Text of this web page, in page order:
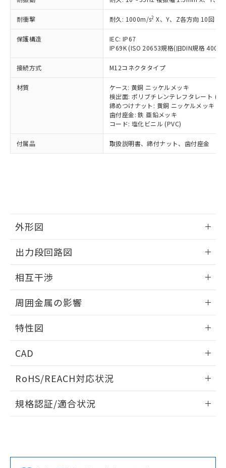
耐衝撃 耐久: 1000m/s2 X、Y、Z各方向 10回
保護構造
IEC: IP67
IP69K (ISO 20653規格(旧DIN規格
接続方式 M12コネクタタイプ
材質
ケース: 黄銅 ニッケルメッキ
検出面: ポリブチレンテレフタレート
締めつけナット: 黄銅 ニッケルメッキ
歯付座金: 鉄 亜鉛メッキ
コード: 塩化ビニル (PVC)
付属品 取扱説明書、締付ナット、歯付座金
外形図
外形図
出力段回路図
出力段回路図
相互干渉
相互干渉
A: 60mm以上、B: 35mm以上
周囲金属の影響
周囲金属の影響
特性図
検出物体の大きさと材質による影響
CAD
ドすることができます。
ログイン/会員登録
ダウンロードデータをご利用いただく前に、以下を必ずお読
RoHS/REACH対応状況
EU RoHS 注意事項・凡例
規格認証/適合状況
覧された時点での実際の在庫および標
準価格とは異なる場合があることをご
了承ください。
正式な納期状況および標準価格はお客
様のお取引先、またはお客様担当のオ
ムロン制御機器販売店・当社販売員に
ご相談ください。
オムロン制御機器販売店や当社販売拠
販売ネットワーク
」をご確認
在庫状況および標準価格結果を当社の
事前の承諾なく第三者に漏洩または開
示しないようお願いします。
マイパーツ機能（部品リスト作成サー
ビス）をご利用いただくには、I-Web
をご了承ください。
※当社の共同利用者とは、
六価クロム(Cr(Ⅵ)) 1000ppm以下、ポリ臭化ビフェニル
類(PBB) 1000ppm以下、ポリ臭化ジフェニルエーテル類
(PBDE) 1000ppm以下、フタル酸ビス(2-エチルヘキシ
ル) (DEHP)(別名：DOP) 1000ppm以下、フタル酸ブチ
ルベンジル（BBP） 1000ppm以下、フタル酸ジブチル
（DBP） 1000ppm以下、フタル酸ジイソブチル
但し、RoHS指令で産業用監視および制御機器に対する
図的な使用がないことを確認しています。
部品在庫の切り替え状況などにより、予定
月が前後することがあります。
下記の非含有証明書をダウンロードするこ
とができます。
EU RoHS指令（10物質）の非含有証明書
51物質の非含有証明書（当社基準）
※本証明書は発行日時点で非含有を証明す
るもので、過去に遡って非含有を証明する
ものではありません。
また、RoHS指令のフタル酸エステル類４
欄に対応日を記載しておりました。
既に当社にて対応品への在庫切替を完了
り、2022年1月12日より割愛しておりま
す。
Pb(鉛) :1000ppm、 Hg(水銀) : 1000ppm、 Cd(カドミウ
Cr(Ⅵ)(六価クロム) : 1000ppm、 PBBs(ポリ臭化ビフェ
ニル類) : 1000ppm、 PBDEs(ポリ臭化ジフェニルエーテ
ル類) : 1000ppm、
DBP(フタル酸ジブチル) : 1000ppm、 DIBP(フタル酸ジ
イソブチル) : 1000ppm、 BBP(フタル酸ブチルベンジ
DEHP(フタル酸ビス(2-エチルヘキシル)) : 1000ppm
※2 環境保護使用期限
「ｅ」：有害物質（10物質）のすべてが基
準値以下であることを示します。
「10」：通常の使用状況下において有害物
質が外部に漏えいし、環境に深刻な影響を
国政府の輸出許可(または役務取引許
可)を取得するなどの必要な手続きを
当社は規制貨物を破棄する場合は、完
全に破砕するなど、違法に輸出されな
いよう必要な手段を講じます。
当社は貴社製品を、核兵器、ミサイ
ル、化学兵器、生物兵器またはその他
武器並びにこれらの製造装置等に一切
使用いたしません。
当社は、貴社製品を第三者に販売する
場合は、上記1、2および3の内容を当
該第三者に通知します。また当社は、
販売先および販売に係わる関係者が違
法に輸出するおそれがある場合は、取
一定数以上の在庫あり
一定数には満たないが在庫あり
在庫なし(最新の在庫状況につ
いては、お客様のお取引先、ま
たはお客様担当のオムロン制御
機器販売店・当社販売員にご確
認ください)
白
受注生産機種、また在庫状況の
情報を公開していない機種